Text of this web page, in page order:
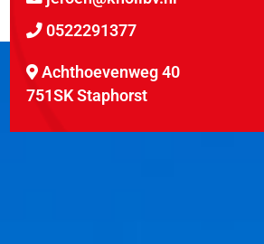
0522291377
Achthoevenweg 40
751SK Staphorst